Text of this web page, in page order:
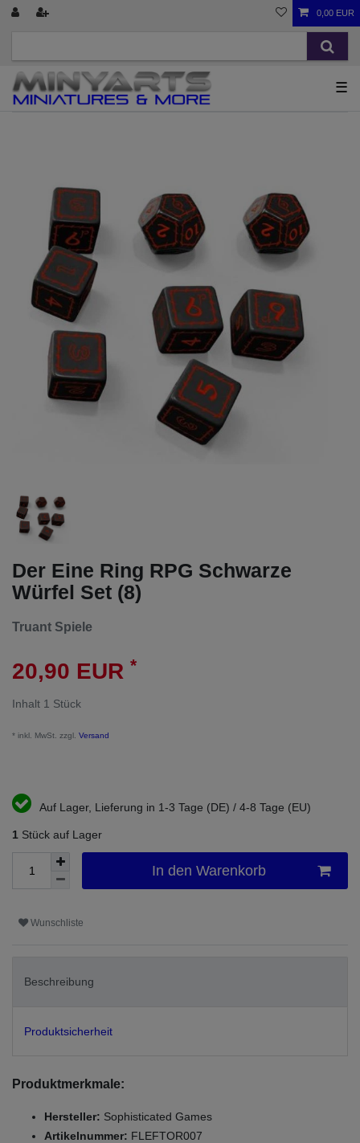
0,00 EUR
☰
Der Eine Ring RPG Schwarze
Würfel Set (8)
Truant Spiele
20,90 EUR *
Inhalt 1 Stück
* inkl. MwSt. zzgl. Versand
Auf Lager, Lieferung in 1-3 Tage (DE) / 4-8 Tage (EU)
1 Stück auf Lager
In den Warenkorb
Wunschliste
Beschreibung
Produktsicherheit
Produktmerkmale:
Hersteller: Sophisticated Games
Artikelnummer: FLEFTOR007